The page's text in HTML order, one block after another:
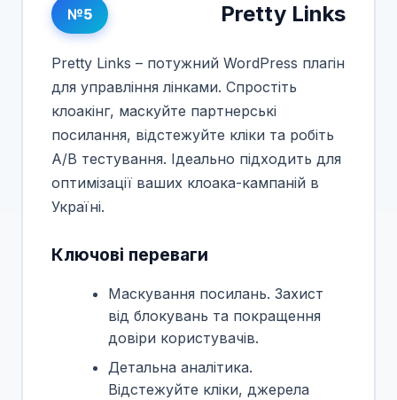
№5 Pretty Links
Pretty Links – потужний WordPress плагін
для управління лінками. Спростіть
клоакінг, маскуйте партнерські
посилання, відстежуйте кліки та робіть
A/B тестування. Ідеально підходить для
оптимізації ваших клоака-кампаній в
Україні.
Ключові переваги
Маскування посилань. Захист
від блокувань та покращення
довіри користувачів.
Детальна аналітика.
Відстежуйте кліки, джерела